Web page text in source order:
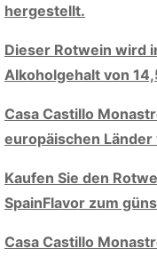
hergestellt.
Dieser Rotwein wird
Alkoholgehalt von
Casa Castillo
europäischen Länder
Kaufen Sie den
SpainFlavor zum
Casa Castillo